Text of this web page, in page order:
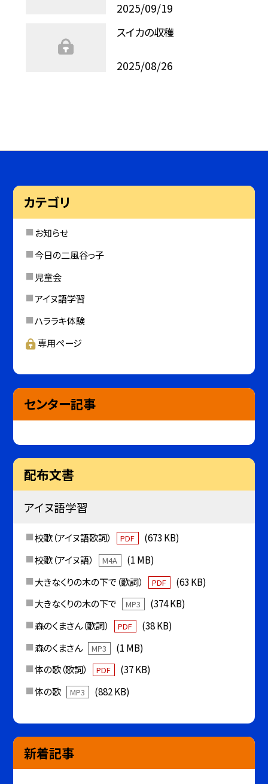
2025/09/19
スイカの収穫
2025/08/26
カテゴリ
お知らせ
今日の二風谷っ子
児童会
アイヌ語学習
ハララキ体験
専用ページ
センター記事
配布文書
アイヌ語学習
校歌（アイヌ語歌詞） PDF
(673 KB)
校歌（アイヌ語）
M4A
(1 MB)
大きなくりの木の下で（歌詞）
PDF
(63 KB)
大きなくりの木の下で
MP3
(374 KB)
森のくまさん（歌詞）
PDF
(38 KB)
森のくまさん
MP3
(1 MB)
体の歌（歌詞）
PDF
(37 KB)
体の歌
MP3 (882 KB)
新着記事